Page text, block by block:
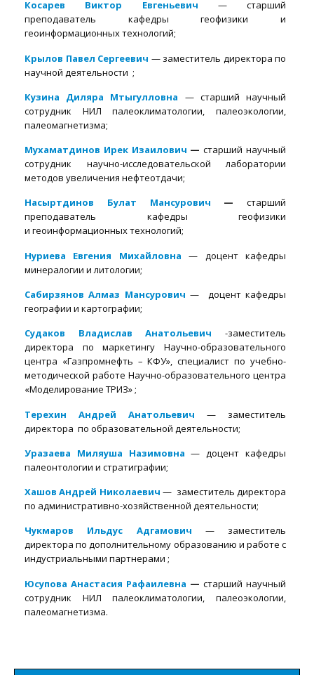
Косарев Виктор Евгеньевич
— старший
преподаватель кафедры геофизики и
геоинформационных технологий;
Крылов Павел Сергеевич — заместитель директора по
научной деятельности ;
Кузина Диляра Мтыгулловна — старший научный
сотрудник НИЛ палеоклиматологии, палеоэкологии,
палеомагнетизма;
Мухаматдинов Ирек Изаилович — старший научный
сотрудник научно-исследовательской лаборатории
методов увеличения нефтеотдачи;
Насыртдинов Булат Мансурович
— старший
преподаватель кафедры геофизики
и геоинформационных технологий;
Нуриева Евгения Михайловна
— доцент кафедры
минералогии и литологии;
Сабирзянов Алмаз Мансурович — доцент кафедры
географии и картографии;
Судаков Владислав Анатольевич -заместитель
директора по маркетингу Научно-образовательного
центра «Газпромнефть – КФУ», специалист по учебно-
методической работе Научно-образовательного центра
«Моделирование ТРИЗ» ;
Терехин Андрей Анатольевич — заместитель
директора по образовательной деятельности;
Уразаева Миляуша Назимовна — доцент кафедры
палеонтологии и стратиграфии;
Хашов Андрей Николаевич — заместитель директора
по административно-хозяйственной деятельности;
Чукмаров Ильдус Адгамович — заместитель
директора по дополнительному образованию и работе с
индустриальными партнерами ;
Юсупова Анастасия Рафаилевна — старший научный
сотрудник НИЛ палеоклиматологии, палеоэкологии,
палеомагнетизма.